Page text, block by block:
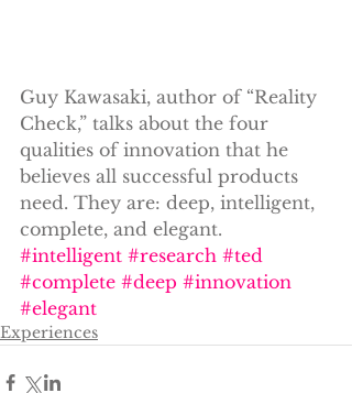
Guy Kawasaki, author of “Reality
Check,” talks about the four
qualities of innovation that he
believes all successful products
need. They are: deep, intelligent,
complete, and elegant.
#intelligent #research #ted
#complete #deep #innovation
#elegant
Experiences